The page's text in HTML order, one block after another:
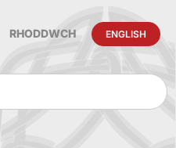
RHODDWCH ENGLISH